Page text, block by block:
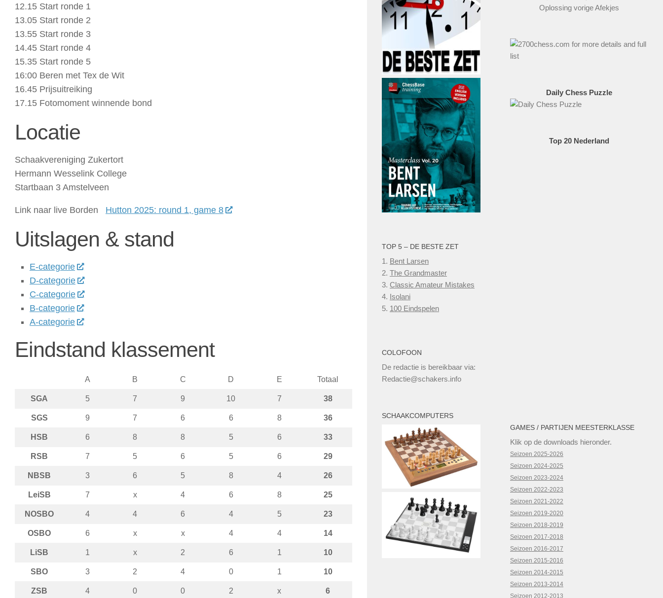
12.15 Start ronde 1
13.05 Start ronde 2
13.55 Start ronde 3
14.45 Start ronde 4
15.35 Start ronde 5
16:00 Beren met Tex de Wit
16.45 Prijsuitreiking
17.15 Fotomoment winnende bond
Locatie
Schaakvereniging Zukertort
Hermann Wesselink College
Startbaan 3 Amstelveen
Link naar live Borden Hutton 2025: round 1, game 8
Uitslagen & stand
E-categorie
D-categorie
C-categorie
B-categorie
A-categorie
Eindstand klassement
A B C D E Totaal
SGA 5 7 9 10 7 38
SGS 9 7 6 6 8 36
HSB 6 8 8 5 6 33
RSB 7 5 6 5 6 29
NBSB 3 6 5 8 4 26
LeiSB 7 x 4 6 8 25
NOSBO 4 4 6 4 5 23
OSBO 6 x x 4 4 14
LiSB 1 x 2 6 1 10
SBO 3 2 4 0 1 10
ZSB 4 0 0 2 x 6
Oplossing vorige Afekjes
Daily Chess Puzzle
Top 20 Nederland
GAMES / PARTIJEN MEESTERKLASSE
Klik op de downloads hieronder.
Seizoen 2025-2026
Seizoen 2024-2025
Seizoen 2023-2024
Seizoen 2022-2023
Seizoen 2021-2022
Seizoen 2019-2020
Seizoen 2018-2019
Seizoen 2017-2018
Seizoen 2016-2017
Seizoen 2015-2016
Seizoen 2014-2015
Seizoen 2013-2014
Seizoen 2012-2013
TOP 5 – DE BESTE ZET
1. Bent Larsen
2. The Grandmaster
3. Classic Amateur Mistakes
4. Isolani
5. 100 Eindspelen
COLOFOON
De redactie is bereikbaar via:
Redactie@schakers.info
SCHAAKCOMPUTERS